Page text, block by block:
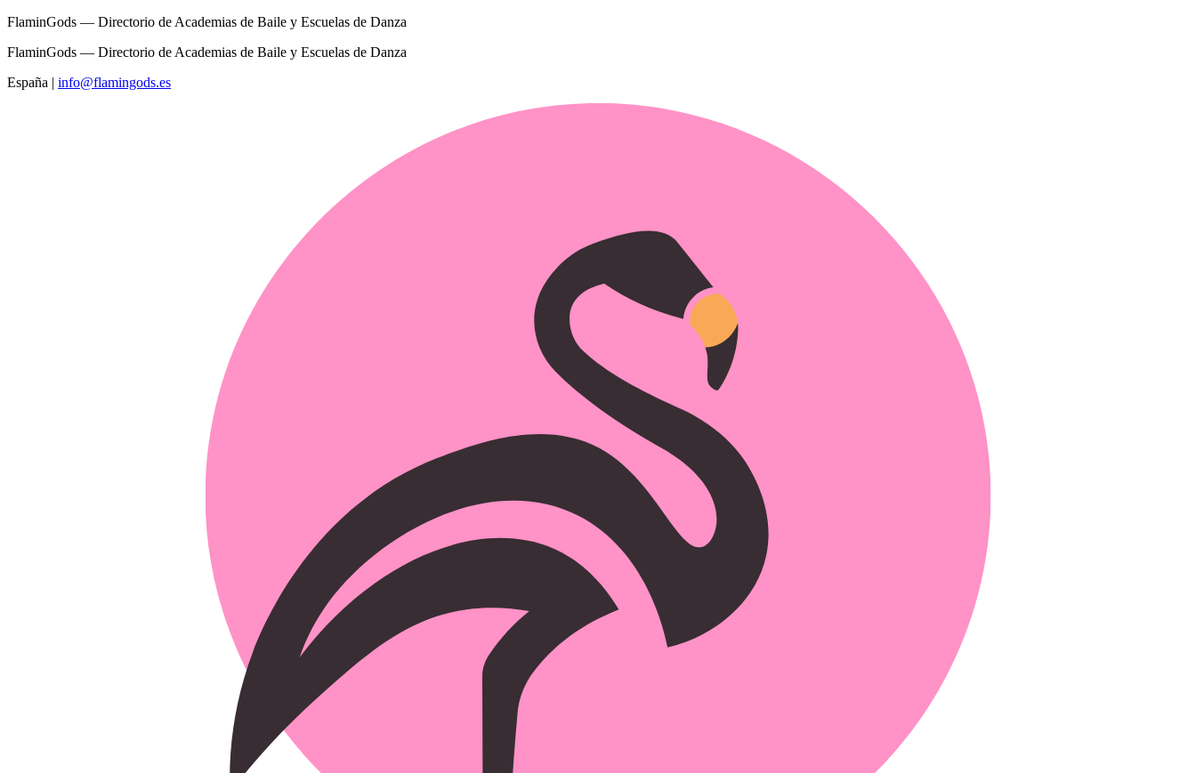
FlaminGods — Directorio de Academias de Baile y Escuelas de Danza
FlaminGods — Directorio de Academias de Baile y Escuelas de Danza
España | info@flamingods.es